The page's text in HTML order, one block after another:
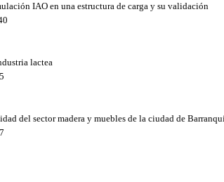
IAO en una estructura de carga y su validación
lactea
del sector madera y muebles de la ciudad de